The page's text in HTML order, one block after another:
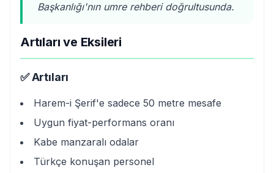
Başkanlığı'nın umre rehberi doğrultusunda.
Artıları ve Eksileri
✅ Artıları
Harem-i Şerif'e sadece 50 metre mesafe
Uygun fiyat-performans oranı
Kabe manzaralı odalar
Türkçe konuşan personel